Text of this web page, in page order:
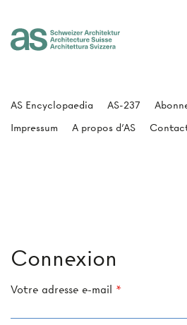
Connexion
Votre adresse e-mail
AS Encyclopaedia AS-237
Impressum
A propos d'AS